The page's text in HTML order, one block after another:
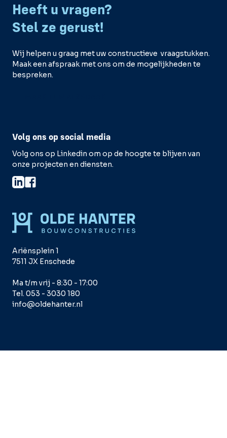
Heeft u vragen?
Stel ze gerust!
Wij helpen u graag met uw constructieve vraagstukken.
Maak een afspraak met ons om de mogelijkheden te
bespreken.
Volg ons op social media
Volg ons op Linkedin om op de hoogte te blijven van
onze projecten en diensten.
Ariënsplein 1
7511 JX Enschede
Ma t/m vrij - 8:30 - 17:00
Tel. 053 - 3030 180
info@oldehanter.nl